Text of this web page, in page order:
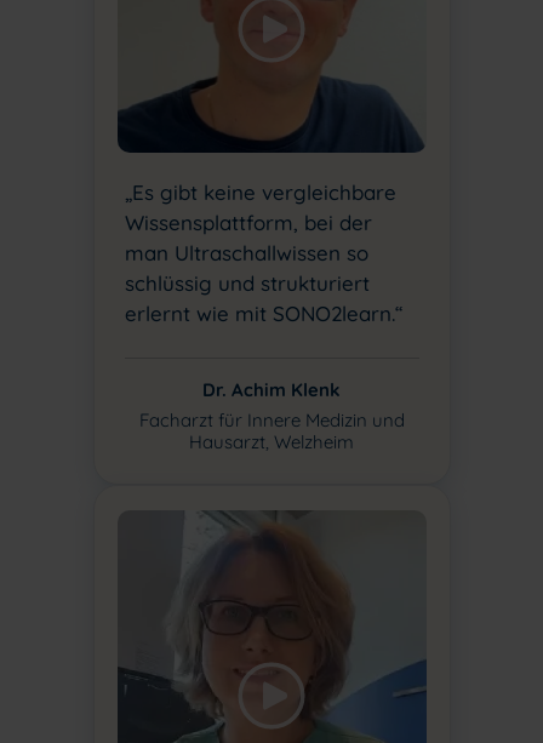
„Es gibt keine vergleichbare
Wissensplattform, bei der
man Ultraschallwissen so
schlüssig und strukturiert
erlernt wie mit SONO2learn.“
Dr. Achim Klenk
Facharzt für Innere Medizin und
Hausarzt, Welzheim